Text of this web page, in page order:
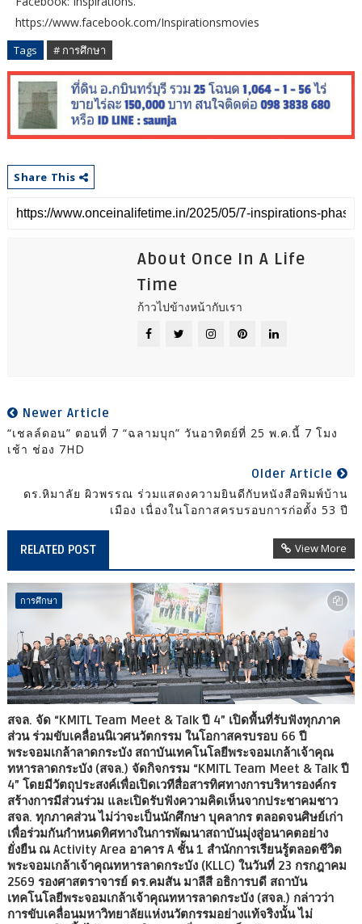
https://www.facebook.com/Inspirationsmovies
Tags # การศึกษา
Share This
About Once In A Life
Time
ก้าวไปข้างหน้ากับเรา
Newer Article
“เชลล์ดอน” ตอนที่ 7 “ฉลามบุก” วันอาทิตย์ที่ 25 พ.ค.นี้ 7 โมง
เช้า ช่อง 7HD
Older Article
ดร.หิมาลัย ผิวพรรณ ร่วมแสดงความยินดีกับหนังสือพิมพ์บ้าน
เมือง เนื่องในโอกาสครบรอบการก่อตั้ง 53 ปี
RELATED POST View More
การศึกษา
สจล. จัด “KMITL Team Meet & Talk ปี 4” เปิดพื้นที่รับฟังทุกภาค
ส่วน ร่วมขับเคลื่อนนิเวศนวัตกรรม ในโอกาสครบรอบ 66 ปี
พระจอมเกล้าลาดกระบัง สถาบันเทคโนโลยีพระจอมเกล้าเจ้าคุณ
ทหารลาดกระบัง (สจล.) จัดกิจกรรม “KMITL Team Meet & Talk ปี
4” โดยมีวัตถุประสงค์เพื่อเปิดเวทีสื่อสารทิศทางการบริหารองค์กร
สร้างการมีส่วนร่วม และเปิดรับฟังความคิดเห็นจากประชาคมชาว
สจล. ทุกภาคส่วน ไม่ว่าจะเป็นนักศึกษา บุคลากร ตลอดจนศิษย์เก่า
เพื่อร่วมกันกำหนดทิศทางในการพัฒนาสถาบันมุ่งสู่อนาคตอย่าง
ยั่งยืน ณ Activity Area อาคาร A ชั้น 1 สำนักการเรียนรู้ตลอดชีวิต
พระจอมเกล้าเจ้าคุณทหารลาดกระบัง (KLLC) ในวันที่ 23 กรกฎาคม
2569 รองศาสตราจารย์ ดร.คมสัน มาลีสี อธิการบดี สถาบัน
เทคโนโลยีพระจอมเกล้าเจ้าคุณทหารลาดกระบัง (สจล.) กล่าวว่า
การขับเคลื่อนมหาวิทยาลัยแห่งนวัตกรรมอย่างแท้จริงนั้น ไม่